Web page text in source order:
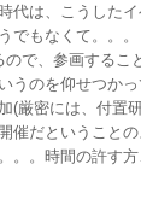
代は、こうした
でもなくて。。
ので、参画するこ
うのを仰せつか
(厳密には、付置
催だということ
。。時間の許す